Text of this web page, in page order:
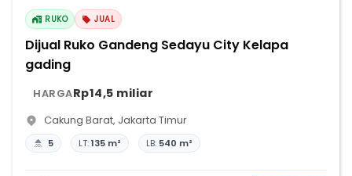
RUKO JUAL
Dijual Ruko Gandeng Sedayu City Kelapa
gading
HARGARp14,5 miliar
Cakung Barat, Jakarta Timur
5 LT:135 m² LB: 540 m²